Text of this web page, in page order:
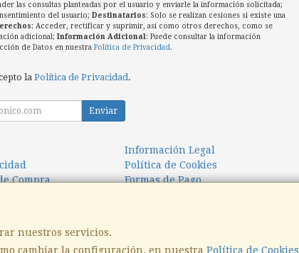
nuestros servicios.
cambiar la configuración, en nuestra Política de Cookies
las consultas planteadas por el usuario y enviarle la información solicitada;
del usuario; Destinatarios: Solo se realizan cesiones si existe una
: Acceder, rectificar y suprimir, así como otros derechos, como se
adicional; Información Adicional: Puede consultar la información
de Datos en nuestra Política de Privacidad.
la Política de Privacidad.
Enviar
Información Legal
Política de Cookies
Compra
Formas de Pago
, , , , España. - C.I.F.: B31817372 - Tfno: